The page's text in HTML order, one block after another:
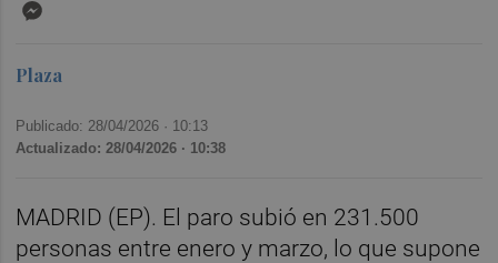
Plaza
Publicado: 28/04/2026 · 10:13
Actualizado: 28/04/2026 · 10:38
MADRID (EP). El paro subió en 231.500
personas entre enero y marzo, lo que supone